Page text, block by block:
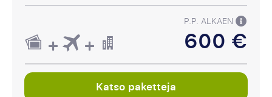
P.P. ALKAEN
600 €
Katso paketteja